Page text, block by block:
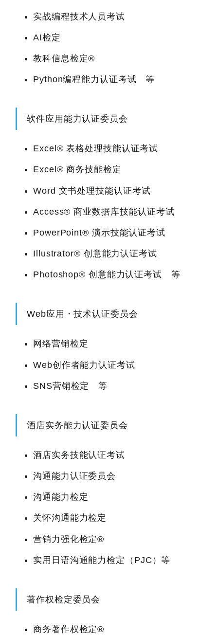
实战编程技术人员考试
AI检定
教科信息检定®
Python编程能力认证考试 等
软件应用能力认证委员会
Excel® 表格处理技能认证考试
Excel® 商务技能检定
Word 文书处理技能认证考试
Access® 商业数据库技能认证考试
PowerPoint® 演示技能认证考试
Illustrator® 创意能力认证考试
Photoshop® 创意能力认证考试 等
Web应用・技术认证委员会
网络营销检定
Web创作者能力认证考试
SNS营销检定 等
酒店实务能力认证委员会
酒店实务技能认证考试
沟通能力认证委员会
沟通能力检定
关怀沟通能力检定
营销力强化检定®
实用日语沟通能力检定（PJC）等
著作权检定委员会
商务著作权检定®